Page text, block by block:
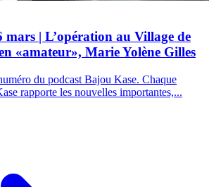
mars | L’opération au Village de
«amateur», Marie Yolène Gilles
du podcast Bajou Kase. Chaque
rapporte les nouvelles importantes,...